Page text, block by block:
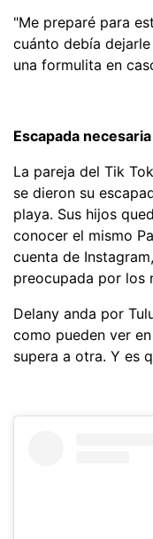
"Me preparé para
cuánto debía
una formulita en
Escapada necesaria
La pareja del Tik
se dieron su
playa. Sus hijos
conocer el mismo
cuenta de
preocupada por los
Delany anda por
como pueden ver
supera a otra. Y es